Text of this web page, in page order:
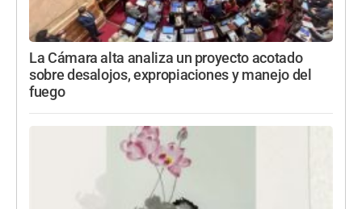
La Cámara alta analiza un proyecto acotado
sobre desalojos, expropiaciones y manejo del
fuego